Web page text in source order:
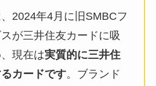
タイミングを詳しく解
説！
ユンス美容液の解約まと
め！電話が繋がらない時
2024年4月に旧SMBCフ
が三井住友カードに吸
現在は実質的に三井住
カードです。ブランド